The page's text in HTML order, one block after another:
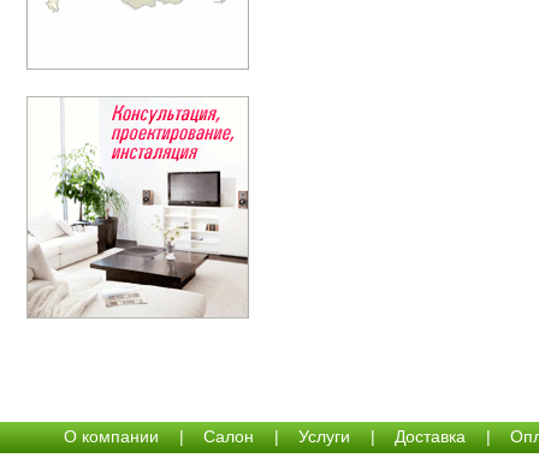
О компании | Салон | Услуги | Доставка |